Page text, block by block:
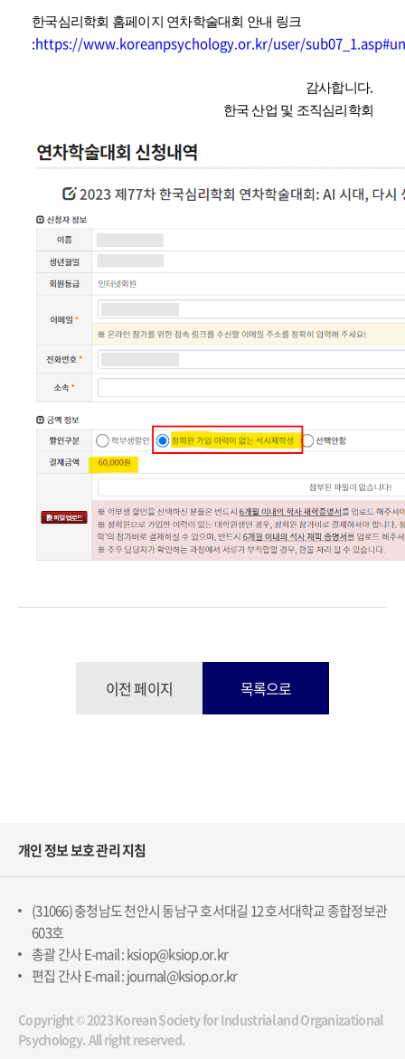
한국심리학회 홈페이지 연차학술대회 안내 링크
:https://www.koreanpsychology.or.kr/user/
감사합니다.
한국 산업 및 조직심리학회
이전 페이지 목록으로
개인 정보 보호 관리 지침
(31066) 충청남도 천안시 동남구 호서대길 12 호서대학교 종합정보관
603호
총괄 간사 E-mail : ksiop@ksiop.or.kr
편집 간사 E-mail : journal@ksiop.or.kr
Copyright © 2023 Korean Society for Industrial and Organizational
Psychology. All right reserved.